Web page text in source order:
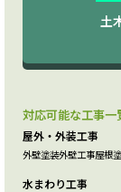
土
対応可能な工事一
屋外・外装工事
外壁塗装外壁工事屋根
水まわり工事